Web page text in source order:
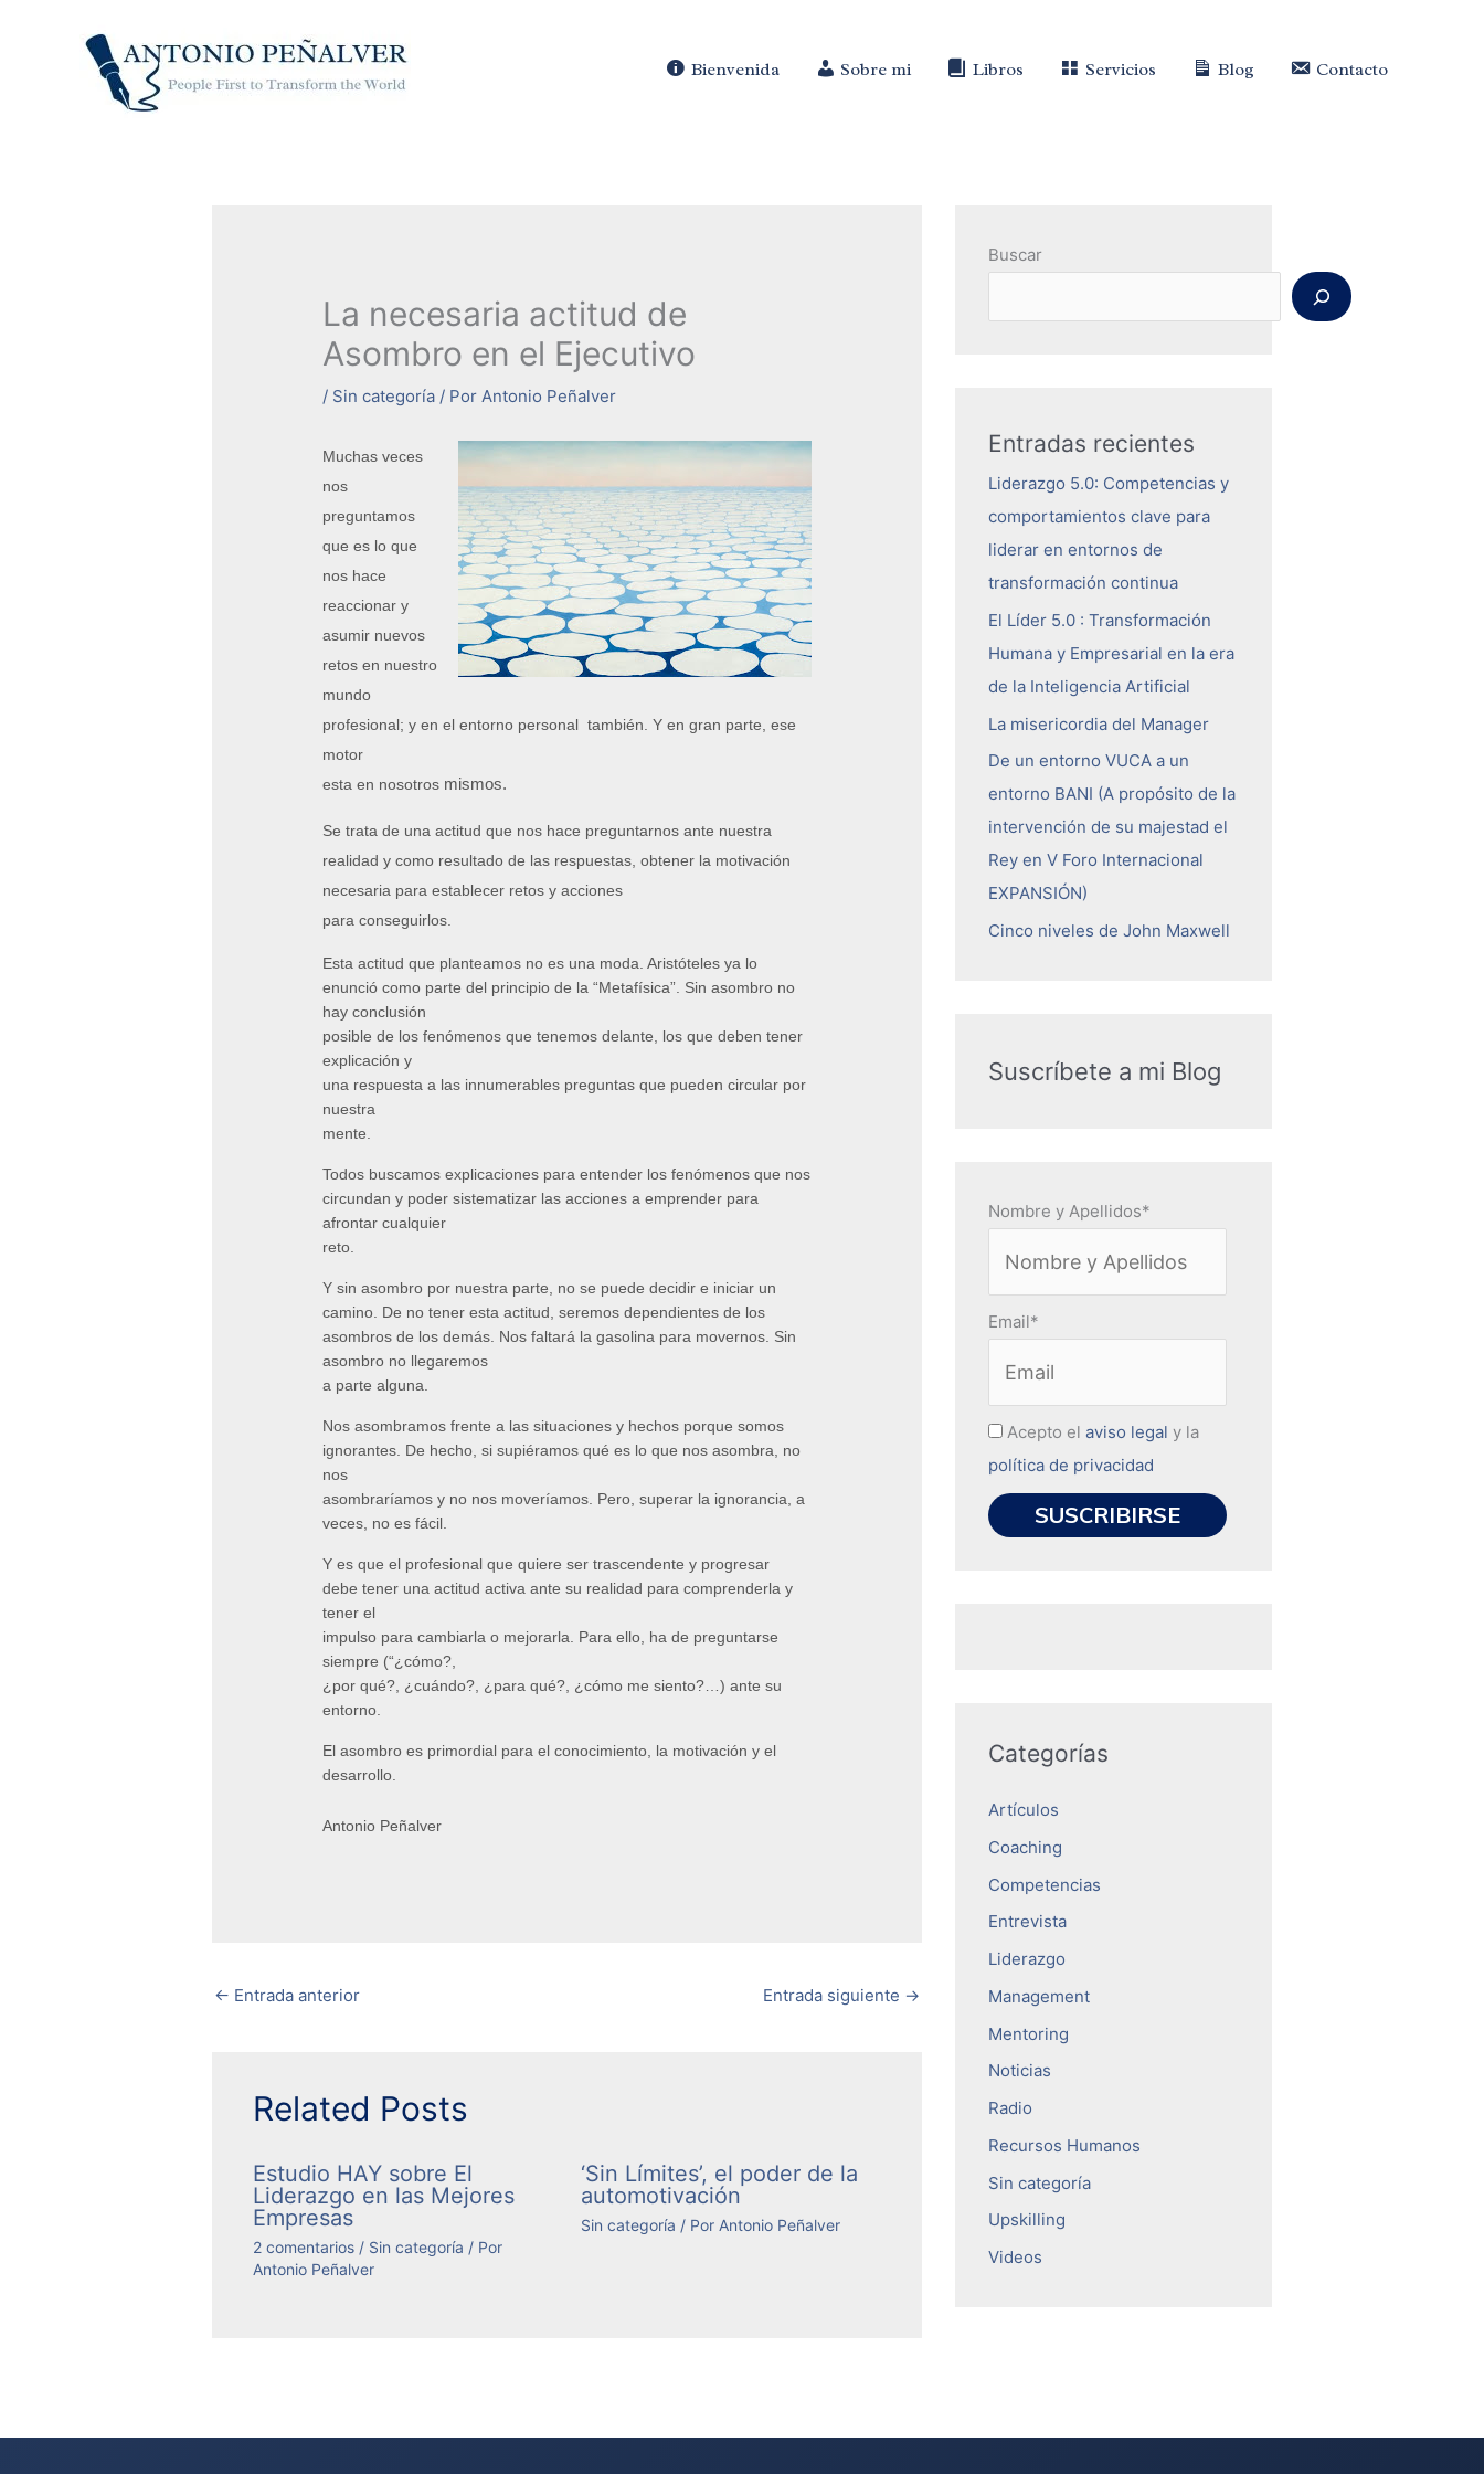
Bienvenida Sobre mi Libros Servicios Blog Contacto
La necesaria actitud de
Asombro en el Ejecutivo
/ Sin categoría/ Por Antonio Peñalver
Muchas veces
nos
preguntamos
que es lo que
nos hace
reaccionar y
asumir nuevos
retos en nuestro
mundo
profesional; y en el entorno personal también . Y en gran parte, ese
motor
esta en nosotros mismos.
Se trata de una actitud que nos hace preguntarnos ante nuestra
realidad y como resultado de las respuestas, obtener la motivación
necesaria para establecer retos y acciones
para conseguirlos.
Esta actitud que planteamos no es una moda. Aristóteles ya lo
enunció como parte del principio de la “Metafísica”. Sin asombro no
hay conclusión
posible de los fenómenos que tenemos delante, los que deben tener
explicación y
una respuesta a las innumerables preguntas que pueden circular por
nuestra
mente.
Todos buscamos explicaciones para entender los fenómenos que nos
circundan y poder sistematizar las acciones a emprender para
afrontar cualquier
reto.
Y sin asombro por nuestra parte, no se puede decidir e iniciar un
camino. De no tener esta actitud, seremos dependientes de los
asombros de los demás. Nos faltará la gasolina para movernos. Sin
asombro no llegaremos
a parte alguna.
Nos asombramos frente a las situaciones y hechos porque somos
ignorantes. De hecho, si supiéramos qué es lo que nos asombra, no
nos
asombraríamos y no nos moveríamos. Pero, superar la ignorancia, a
veces, no es fácil.
Y es que el profesional que quiere ser trascendente y progresar
debe tener una actitud activa ante su realidad para comprenderla y
tener el
impulso para cambiarla o mejorarla. Para ello, ha de preguntarse
siempre (“¿cómo?,
¿por qué?, ¿cuándo?, ¿para qué?, ¿cómo me siento?…) ante su
entorno.
El asombro es primordial para el conocimiento, la motivación y el
desarrollo.
Antonio Peñalver
← Entrada anterior Entrada siguiente →
Related Posts
Estudio HAY sobre El
Liderazgo en las Mejores
Empresas
2 comentarios / Sin categoría / Por
Antonio Peñalver
‘Sin Límites’, el poder de la
automotivación
Sin categoría / Por Antonio Peñalver
Buscar
Entradas recientes
Liderazgo 5.0: Competencias y
comportamientos clave para
liderar en entornos de
transformación continua
El Líder 5.0 : Transformación
Humana y Empresarial en la era
de la Inteligencia Artificial
La misericordia del Manager
De un entorno VUCA a un
entorno BANI (A propósito de la
intervención de su majestad el
Rey en V Foro Internacional
EXPANSIÓN)
Cinco niveles de John Maxwell
Suscríbete a mi Blog
Nombre y Apellidos*
Email*
Acepto elaviso legal y la
política de privacidad
Categorías
Artículos
Coaching
Competencias
Entrevista
Liderazgo
Management
Mentoring
Noticias
Radio
Recursos Humanos
Sin categoría
Upskilling
Videos